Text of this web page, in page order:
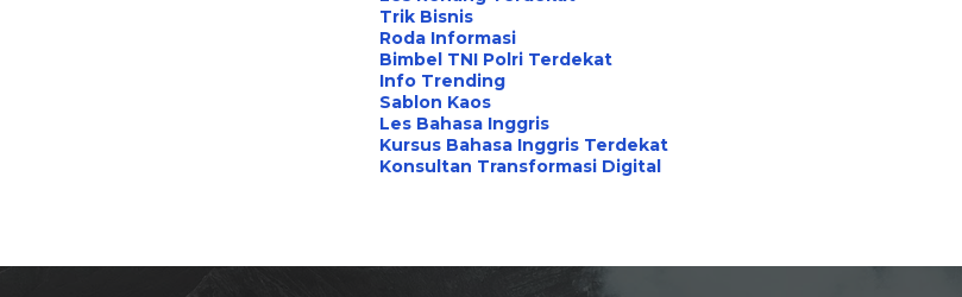
Trik Bisnis
Roda Informasi
Bimbel TNI Polri Terdekat
Info Trending
Sablon Kaos
Les Bahasa Inggris
Kursus Bahasa Inggris Terdekat
Konsultan Transformasi Digital